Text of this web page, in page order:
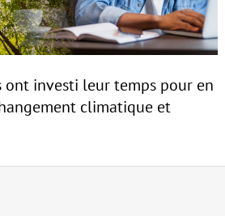
ont investi leur temps pour en
climatique et